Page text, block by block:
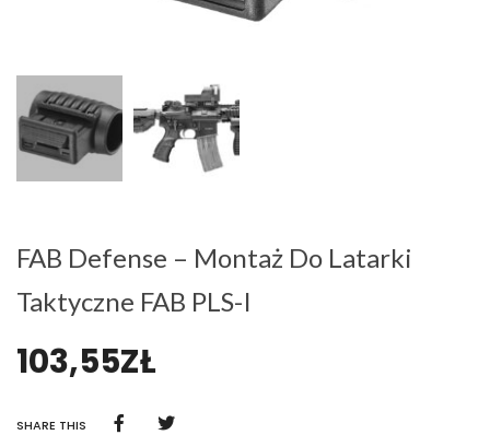
FAB Defense – Montaż Do Latarki
Taktyczne FAB PLS-I
103,55ZŁ
SHARE THIS